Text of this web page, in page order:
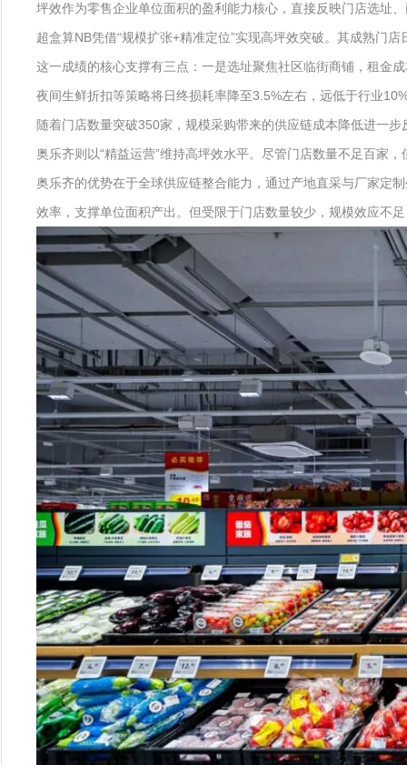
坪效作为零售企业单位面积的盈利能力核心，直接反映门店选址
超盒算NB凭借“规模扩张+精准定位”实现高坪效突破。其成熟门
这一成绩的核心支撑有三点：一是选址聚焦社区临街商铺，租金
夜间生鲜折扣等策略将日终损耗率降至3.5%左右，远低于行业
随着门店数量突破350家，规模采购带来的供应链成本降低进一
奥乐齐则以“精益运营”维持高坪效水平。尽管门店数量不足百家
奥乐齐的优势在于全球供应链整合能力，通过产地直采与厂家定
效率，支撑单位面积产出。但受限于门店数量较少，规模效应不